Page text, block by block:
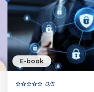
E-book
0/5